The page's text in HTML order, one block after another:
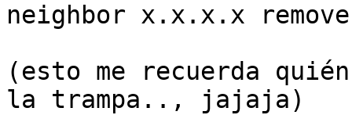
neighbor x.x.x.x
(esto me recuerda
la trampa.., jajaja)